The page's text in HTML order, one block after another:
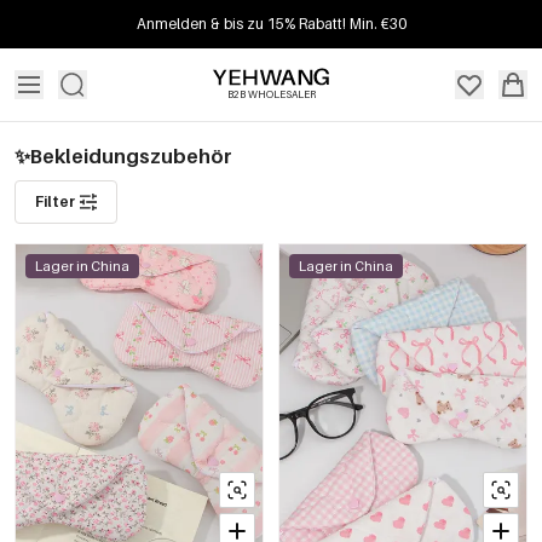
Anmelden & bis zu 15% Rabatt! Min. €30
B2B WHOLESALER
✨Bekleidungszubehör
Filter
Lager in China Lager in China